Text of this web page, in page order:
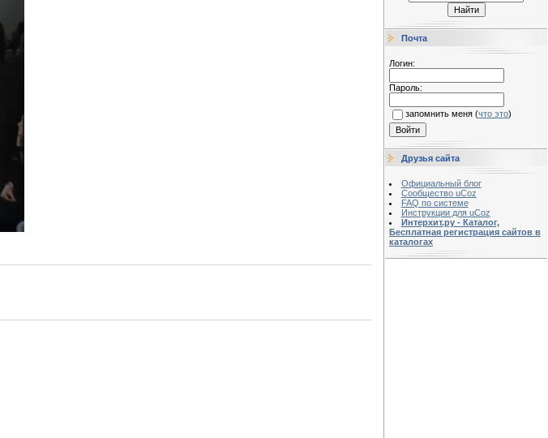
Почта
Логин:
Пароль:
запомнить меня (что это)
Друзья сайта
Официальный блог
Сообщество uCoz
FAQ по системе
Инструкции для uCoz
Интерхит.ру - Каталог,
Бесплатная регистрация сайтов в
каталогах